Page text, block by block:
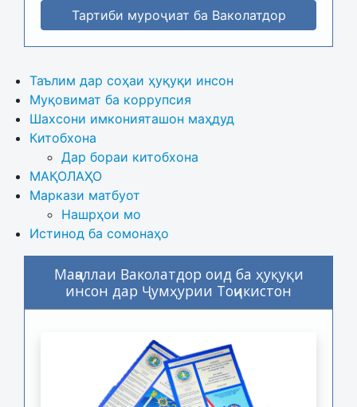
Тартиби муроҷиат ба Ваколатдор
Таълим дар соҳаи ҳуқуқи инсон
Муқовимат ба коррупсия
Шахсони имконияташон маҳдуд
Китобхона
Дар бораи китобхона
МАҚОЛАҲО
Маркази матбуот
Нашрҳои мо
Истинод ба сомонаҳо
Маҷаллаи Ваколатдор оид ба ҳуқуқи
инсон дар Ҷумҳурии Тоҷикистон